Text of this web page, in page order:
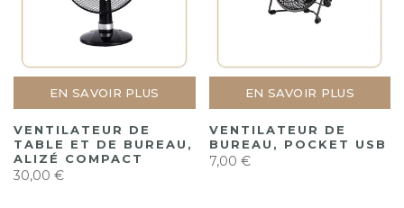
EN SAVOIR PLUS
VENTILATEUR DE
TABLE ET DE BUREAU,
ALIZÉ COMPACT
30,00 €
EN SAVOIR PLUS
VENTILATEUR DE
BUREAU, POCKET USB
7,00 €